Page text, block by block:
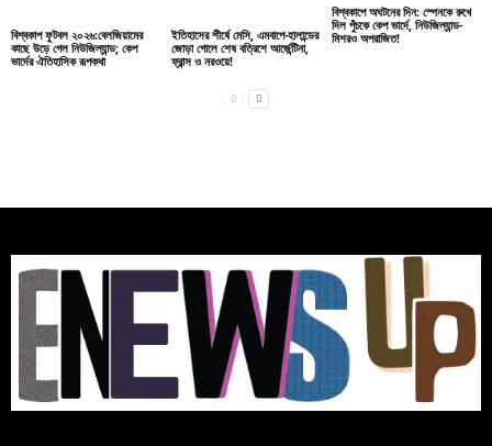
বিশ্বকাপ ফুটবল ২০২৬:বেলজিয়ামের
কাছে উড়ে গেল নিউজিল্যান্ড; কেপ
ভার্দের ঐতিহাসিক রূপকথা
ইতিহাসের শীর্ষে মেসি, এমবাপে-হালান্ডের
জোড়া গোলে শেষ বত্রিশে আর্জেন্টিনা,
ফ্রান্স ও নরওয়ে!
বিশ্বকাপে অঘটনের দিন: স্পেনকে রুখে
দিল পুঁচকে কেপ ভার্দে, নিউজিল্যান্ড-
মিশরও অপরাজিত!